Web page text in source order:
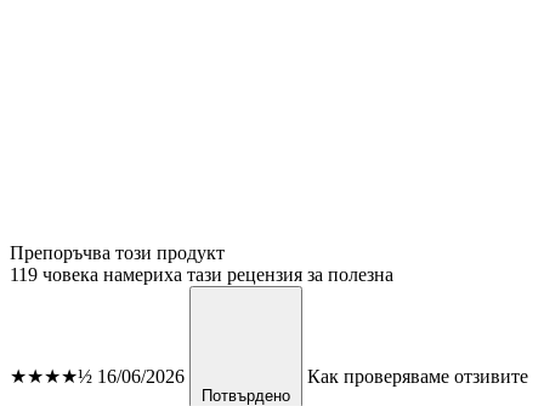
Препоръчва този продукт
119 човека намериха тази рецензия за полезна
★★★★½ 16/06/2026
Потвърдено
Как проверяваме отзивите